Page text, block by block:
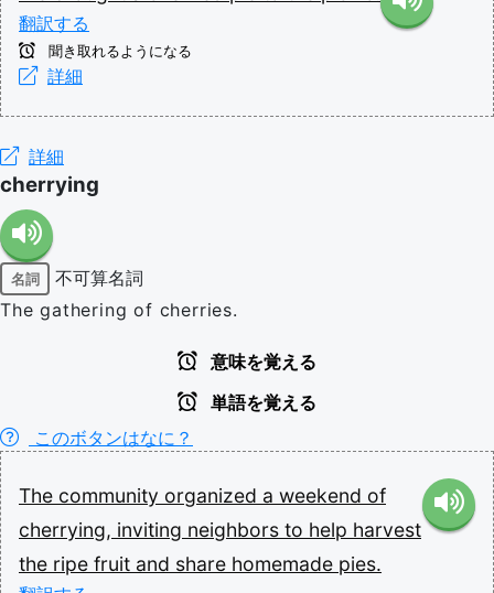
翻訳する
聞き取れるようになる
詳細
詳細
cherrying
名詞
不可算名詞
The gathering of cherries.
意味を覚える
単語を覚える
このボタンはなに？
The community organized a weekend of
cherrying, inviting neighbors to help harvest
the ripe fruit and share homemade pies.